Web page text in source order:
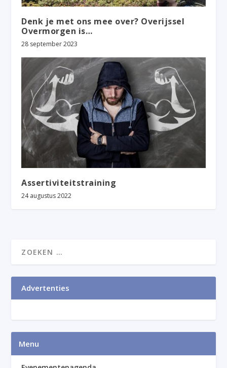
Denk je met ons mee over? Overijssel
Overmorgen is…
28 september 2023
Assertiviteitstraining
24 augustus 2022
Advertenties
Menu